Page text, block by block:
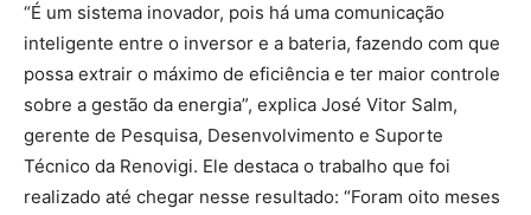
“É um sistema inovador, pois há uma comunicação
inteligente entre o inversor e a bateria, fazendo com que
possa extrair o máximo de eficiência e ter maior controle
sobre a gestão da energia”, explica José Vitor Salm,
gerente de Pesquisa, Desenvolvimento e Suporte
Técnico da Renovigi. Ele destaca o trabalho que foi
realizado até chegar nesse resultado: “Foram oito meses